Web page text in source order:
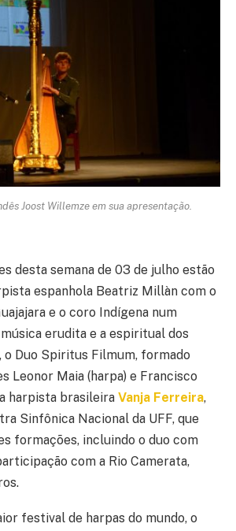
Joost Willemze em sua apresentação.
desta semana de 03 de julho estão
espanhola Beatriz Millàn com o
e o coro Indígena num
erudita e a espiritual dos
o Duo Spiritus Filmum, formado
Leonor Maia (harpa) e Francisco
harpista brasileira Vanja Ferreira,
Sinfônica Nacional da UFF, que
formações, incluindo o duo com
com a Rio Camerata,
festival de harpas do mundo, o